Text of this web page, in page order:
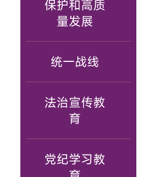
保护和高质
量发展
统一战线
法治宣传教
育
党纪学习教